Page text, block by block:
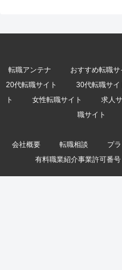
転職アンテナ おすすめ転職サ
20代転職サイト
30代転職サイ
ト
女性転職サイト 求人
職サイト
会社概要 転職相談 プ
有料職業紹介事業許可番号